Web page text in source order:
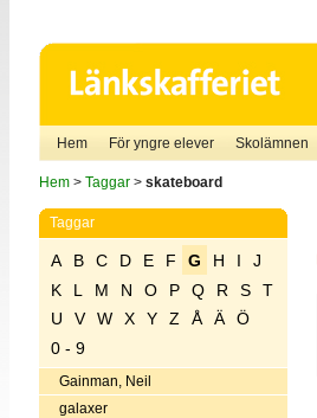
Hem För yngre elever Skolämnen
Hem> Taggar> skateboard
Taggar
A B C D E F G H I
J
K
L M N O P Q R S
T
U
V W X Y Z Å Ä
Ö
0 - 9
Gainman, Neil
galaxer